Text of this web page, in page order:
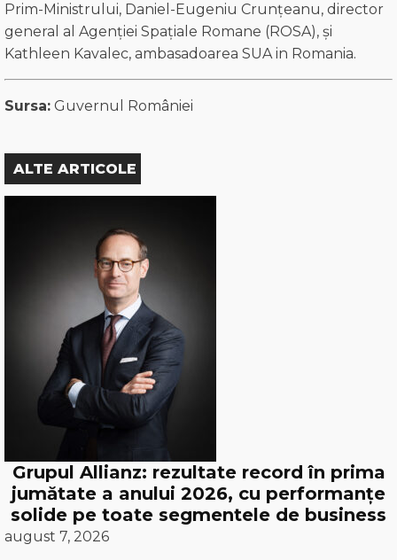
Prim-Ministrului, Daniel-Eugeniu Crunțeanu, director
general al Agenției Spațiale Romane (ROSA), și
Kathleen Kavalec, ambasadoarea SUA in Romania.
Sursa: Guvernul României
ALTE ARTICOLE
Grupul Allianz: rezultate record în prima
jumătate a anului 2026, cu performanțe
solide pe toate segmentele de business
august 7, 2026